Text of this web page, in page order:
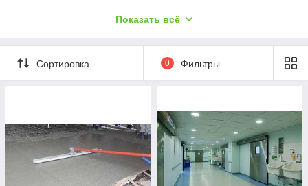
предлагает профессиональное устройство бетонных полов с
Заливка пола бетоном обеспечивает множество
Идеально ровная поверхность без швов, устойчивая
к износу;
Беспыльность, что особенно важно для чистых
помещений;
Универсальность: подходит как для внутренней, так и
Показать всё
Сортировка 0 Фильтры